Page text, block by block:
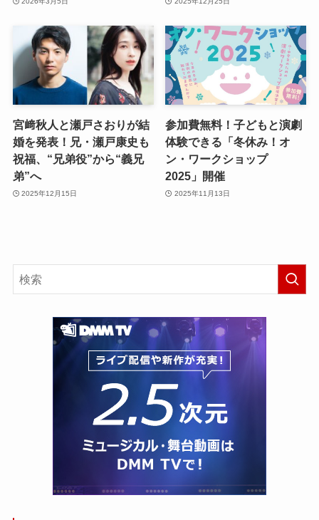
宮﨑秋人と瀬戸さおりが結
婚を発表！兄・瀬戸康史も
祝福、“兄弟役”から“義兄
弟”へ
2025年12月15日
参加費無料！子どもと演劇
体験できる「冬休み！オ
ン・ワークショップ
2025」開催
2025年11月13日